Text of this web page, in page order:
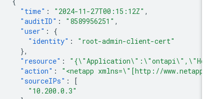
"time": "2024-11-27T00:15:12Z"
"auditID": "8589956251"
"user"
"identity": "root-admin-client-cert"
"resource":
"action": "<netapp xmlns=\"[http://
"sourceIPs"
"10.200.0.3"